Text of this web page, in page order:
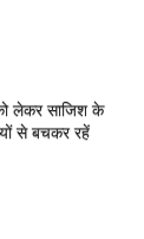
लेकर साजिश के
से बचकर रहें